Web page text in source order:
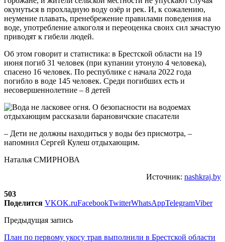
окунуться в прохладную воду озёр и рек. И, к сожалению,
неумение плавать, пренебрежение правилами поведения на
воде, употребление алкоголя и переоценка своих сил зачастую
приводят к гибели людей.
Об этом говорит и статистика: в Брестской области на 19
июня погиб 31 человек (при купании утонуло 4 человека),
спасено 16 человек. По республике с начала 2022 года
погибло в воде 145 человек. Среди погибших есть и
несовершеннолетние – 8 детей
– Дети не должны находиться у воды без присмотра, –
напомнил Сергей Кулеш отдыхающим.
Наталья СМИРНОВА
Источник: nashkraj.by
503
Поделится VKOK.ruFacebookTwitterWhatsAppTelegramViber
Предыдущая запись
План по первому укосу трав выполнили в Брестской области